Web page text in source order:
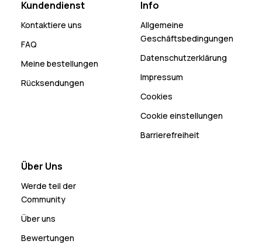
Kundendienst
Kontaktiere uns
FAQ
Meine bestellungen
Rücksendungen
Info
Allgemeine
Geschäftsbedingungen
Datenschutzerklärung
Impressum
Cookies
Cookie einstellungen
Barrierefreiheit
Über Uns
Werde teil der
Community
Über uns
Bewertungen